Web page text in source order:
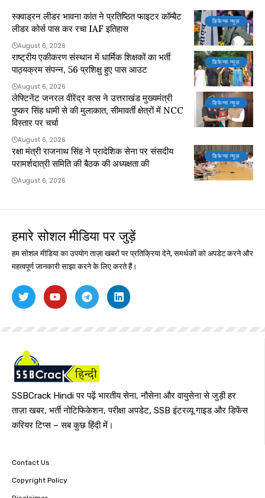
डिफेन्स न्यूज़
स्क्वाड्रन लीडर भावना कांत ने प्रतिष्ठित फाइटर कॉम्बैट
लीडर कोर्स पास कर रचा IAF इतिहास
August 6, 2026
डिफेन्स न्यूज़
राष्ट्रीय एकीकरण संस्थान में धार्मिक शिक्षकों का भर्ती
पाठ्यक्रम संपन्न, 56 प्रशिक्षु हुए पास आउट
August 6, 2026
डिफेन्स न्यूज़
लेफ्टिनेंट जनरल वीरेंद्र वत्स ने उत्तराखंड मुख्यमंत्री
पुष्कर सिंह धामी से की मुलाकात, सीमावर्ती क्षेत्रों में NCC
विस्तार पर चर्चा
August 6, 2026
डिफेन्स न्यूज़
रक्षा मंत्री राजनाथ सिंह ने प्रादेशिक सेना पर संसदीय
परामर्शदात्री समिति की बैठक की अध्यक्षता की
August 6, 2026
हमारे सोशल मीडिया पर जुड़ें
हम सोशल मीडिया का उपयोग ताज़ा खबरों पर प्रतिक्रिया देने, समर्थकों को अपडेट करने और
महत्वपूर्ण जानकारी साझा करने के लिए करते हैं।
SSBCrack Hindi पर पढ़ें भारतीय सेना, नौसेना और वायुसेना से जुड़ी हर
ताज़ा खबर, भर्ती नोटिफिकेशन, परीक्षा अपडेट, SSB इंटरव्यू गाइड और डिफेंस
करियर टिप्स – सब कुछ हिंदी में।
Contact Us
Copyright Policy